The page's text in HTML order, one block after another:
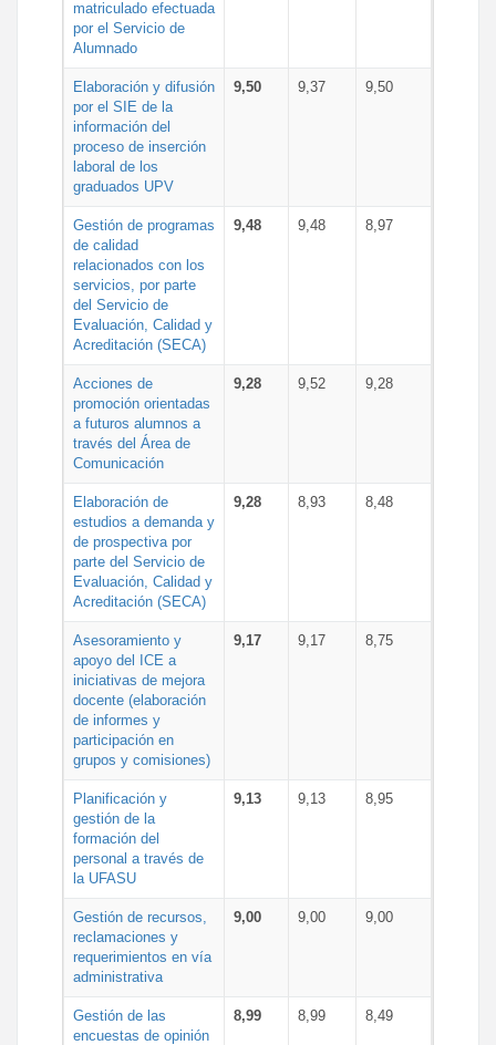
matriculado efectuada
por el Servicio de
Alumnado
Elaboración y difusión
por el SIE de la
información del
proceso de inserción
laboral de los
graduados UPV
9,50 9,37 9,50
Gestión de programas
de calidad
relacionados con los
servicios, por parte
del Servicio de
Evaluación, Calidad y
Acreditación (SECA)
9,48 9,48 8,97
Acciones de
promoción orientadas
a futuros alumnos a
través del Área de
Comunicación
9,28 9,52 9,28
Elaboración de
estudios a demanda y
de prospectiva por
parte del Servicio de
Evaluación, Calidad y
Acreditación (SECA)
9,28 8,93 8,48
Asesoramiento y
apoyo del ICE a
iniciativas de mejora
docente (elaboración
de informes y
participación en
grupos y comisiones)
9,17 9,17 8,75
Planificación y
gestión de la
formación del
personal a través de
la UFASU
9,13 9,13 8,95
Gestión de recursos,
reclamaciones y
requerimientos en vía
administrativa
9,00 9,00 9,00
Gestión de las
encuestas de opinión
8,99 8,99 8,49